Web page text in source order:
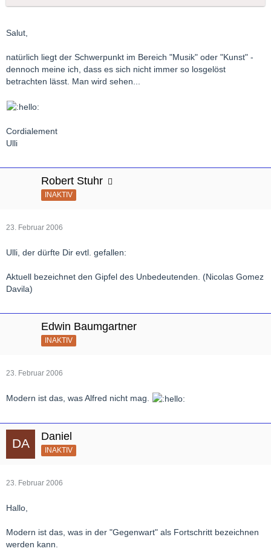
"Musikalische Moderne" oder nach dem Begriff "Modern"
Christian
Salut,
natürlich liegt der Schwerpunkt im Bereich "Musik" oder "Kunst" -
dennoch meine ich, dass es sich nicht immer so losgelöst
betrachten lässt. Man wird sehen...
Cordialement
Ulli
Robert Stuhr
INAKTIV
23. Februar 2006
Ulli, der dürfte Dir evtl. gefallen:
Aktuell bezeichnet den Gipfel des Unbedeutenden. (Nicolas Gomez
Davila)
Edwin Baumgartner
INAKTIV
23. Februar 2006
Modern ist das, was Alfred nicht mag.
Daniel
INAKTIV
23. Februar 2006
Hallo,
Modern ist das, was in der "Gegenwart" als Fortschritt bezeichnen
werden kann.